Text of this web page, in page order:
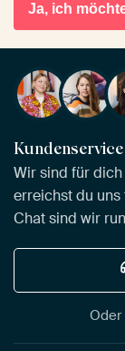
Ja, ich
Kundenservice
Wir sind für
erreichst du
Chat sind wir
Oder